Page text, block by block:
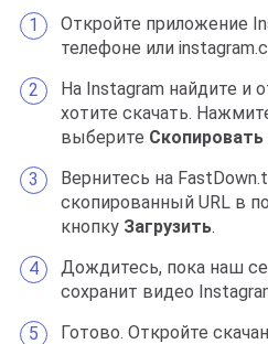
Откройте приложение
телефоне или
На Instagram найдите и
хотите скачать.
выберите
Вернитесь на
скопированный URL в
кнопку Загрузить.
Дождитесь, пока наш
сохранит видео
Готово. Откройте